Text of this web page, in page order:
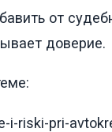
от
доверие.
i-riski-pri-